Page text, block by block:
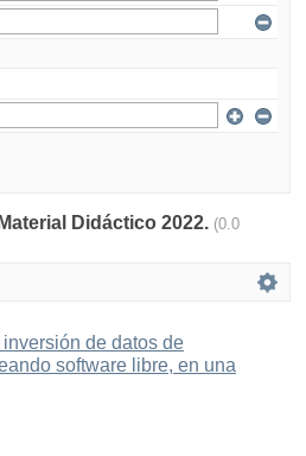
Didáctico 2022. (0.0
de datos de
software libre, en una